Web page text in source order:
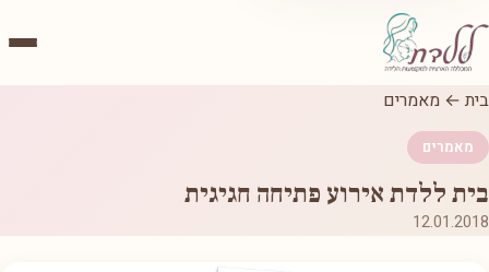
בית ← מאמרים
מאמרים
בית ללדת אירוע פתיחה חגיגית
12.01.2018